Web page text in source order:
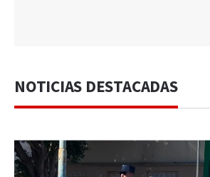
NOTICIAS DESTACADAS